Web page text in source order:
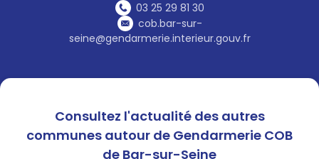
03 25 29 81 30
cob.bar-sur-
seine@gendarmerie.interieur.gouv.fr
i vous avez donné suite à
l’arnaque
les échanges avec l’escroc
ainsi que toute autre
information que vous avez pu
Consultez l'actualité des autres
communes autour de Gendarmerie COB
de Bar-sur-Seine